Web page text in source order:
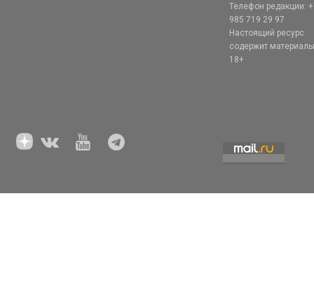
Телефон редакции:
985 719 29 97
Настоящий ресурс
содержит
18+